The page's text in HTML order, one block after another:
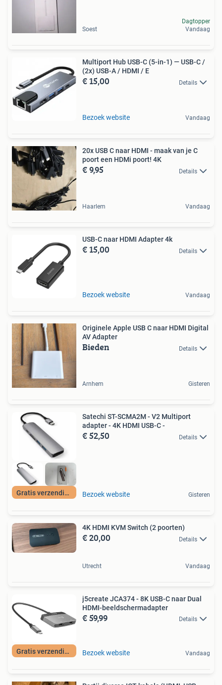
Soest
Dagtopper
Vandaag
Multiport Hub USB-C (5-in-1) — USB-C /
(2x) USB-A / HDMI / E
€ 15,00 Details
Bezoek website Vandaag
20x USB C naar HDMI - maak van je C
poort een HDMi poort! 4K
€ 9,95 Details
Haarlem Vandaag
USB-C naar HDMI Adapter 4k
€ 15,00 Details
Bezoek website Vandaag
Originele Apple USB C naar HDMI Digital
AV Adapter
Bieden Details
Arnhem Gisteren
Gratis verzending
Satechi ST-SCMA2M - V2 Multiport
adapter - 4K HDMI USB-C -
€ 52,50 Details
Bezoek website Gisteren
4K HDMI KVM Switch (2 poorten)
€ 20,00 Details
Utrecht Vandaag
Gratis verzending
j5create JCA374 - 8K USB-C naar Dual
HDMI-beeldschermadapter
€ 59,99 Details
Bezoek website Vandaag